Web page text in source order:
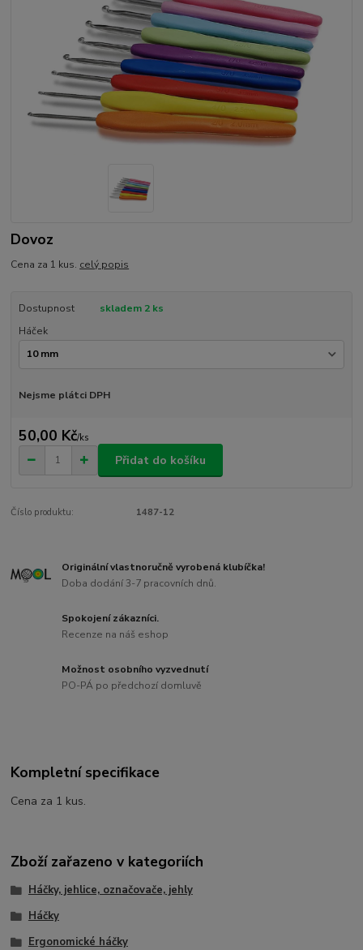
Dovoz
Cena za 1 kus. celý popis
Dostupnost
skladem 2 ks
Háček
Nejsme plátci DPH
50,00 Kč/ks
Přidat do košíku
Číslo produktu: 1487-12
Originální vlastnoručně vyrobená klubíčka!
Doba dodání 3-7 pracovních dnů.
Spokojení zákazníci.
Recenze na náš eshop
Možnost osobního vyzvednutí
PO-PÁ po předchozí domluvě
Kompletní specifikace
Cena za 1 kus.
Zboží zařazeno v kategoriích
Háčky, jehlice, označovače, jehly
Háčky
Ergonomické háčky